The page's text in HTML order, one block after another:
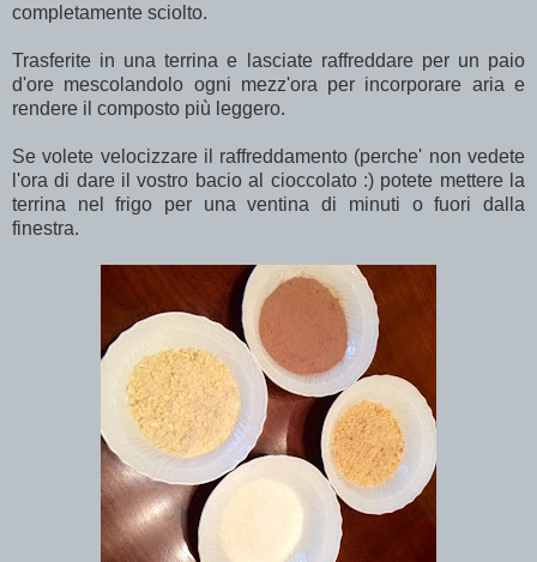
completamente sciolto.
Trasferite in una terrina e lasciate raffreddare per un paio
d'ore mescolandolo ogni mezz'ora per incorporare aria e
rendere il composto più leggero.
Se volete velocizzare il raffreddamento (perche' non vedete
l'ora di dare il vostro bacio al cioccolato :) potete mettere la
terrina nel frigo per una ventina di minuti o fuori dalla
finestra.